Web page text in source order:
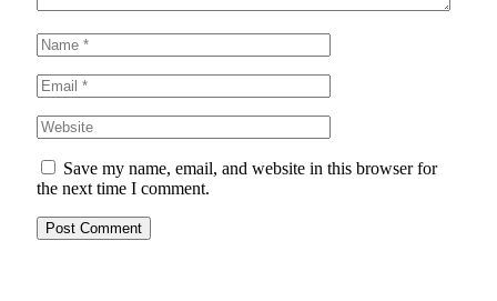
Save my name, email, and website in this browser for
the next time I comment.